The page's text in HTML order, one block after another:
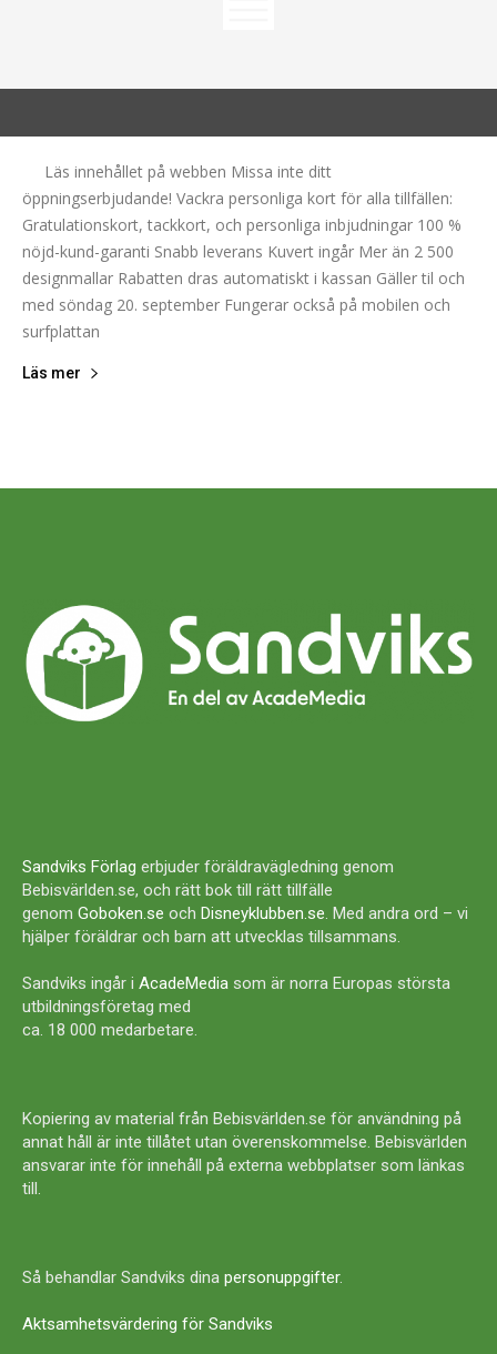
Läs innehållet på webben Missa inte ditt
öppningserbjudande! Vackra personliga kort för alla tillfällen:
Gratulationskort, tackkort, och personliga inbjudningar 100 %
nöjd-kund-garanti Snabb leverans Kuvert ingår Mer än 2 500
designmallar Rabatten dras automatiskt i kassan Gäller til och
med söndag 20. september Fungerar också på mobilen och
surfplattan
Läs mer
Sandviks Förlag erbjuder föräldravägledning genom
Bebisvärlden.se, och rätt bok till rätt tillfälle
genom Goboken.se och Disneyklubben.se. Med andra ord – vi
hjälper föräldrar och barn att utvecklas tillsammans.
Sandviks ingår i AcadeMedia som är norra Europas största
utbildningsföretag med
ca. 18 000 medarbetare.
Kopiering av material från Bebisvärlden.se för användning på
annat håll är inte tillåtet utan överenskommelse. Bebisvärlden
ansvarar inte för innehåll på externa webbplatser som länkas
till.
Så behandlar Sandviks dina personuppgifter.
Aktsamhetsvärdering för Sandviks